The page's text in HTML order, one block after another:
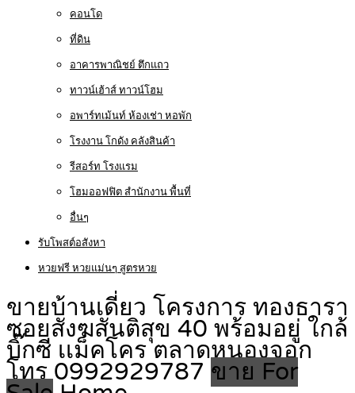
คอนโด
ที่ดิน
อาคารพาณิชย์ ตึกแถว
ทาวน์เฮ้าส์ ทาวน์โฮม
อพาร์ทเม้นท์ ห้องเช่า หอพัก
โรงงาน โกดัง คลังสินค้า
รีสอร์ท โรงแรม
โฮมออฟฟิต สำนักงาน พื้นที่
อื่นๆ
รับโพสต์อสังหา
หวยฟรี หวยแม่นๆ สูตรหวย
ขายบ้านเดี่ยว โครงการ ทองธารา
ซอยสังฆสันติสุข 40 พร้อมอยู่ ใกล้
บิ๊กซี เเม็คโคร ตลาดหนองจอก
โทร 0992929787 ขาย For